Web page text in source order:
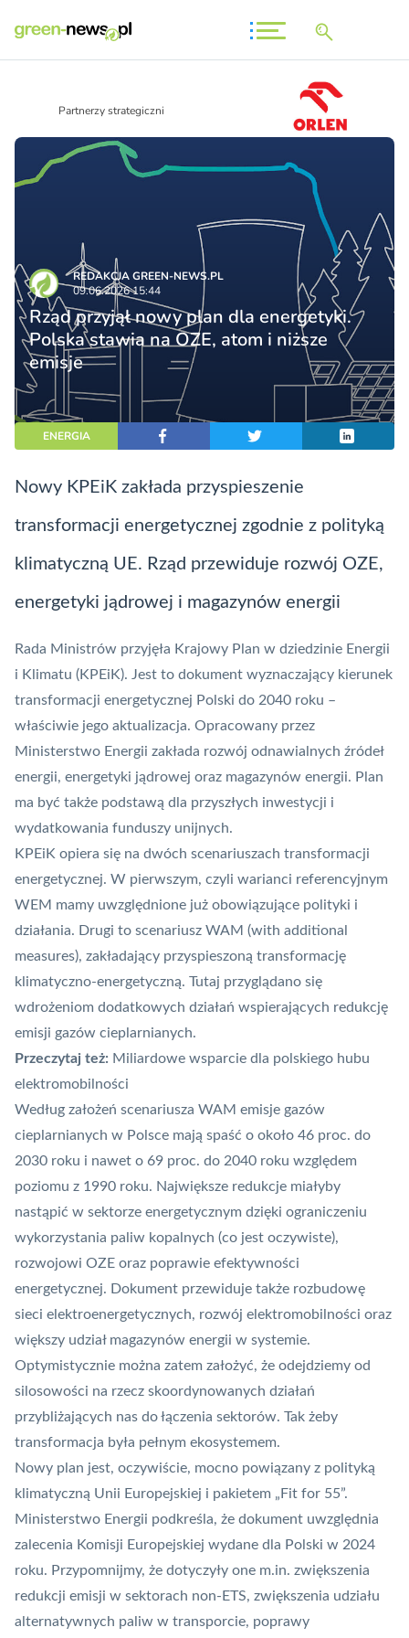
Partnerzy strategiczni
REDAKCJA GREEN-NEWS.PL
09.06.2026 15:44
Rząd przyjął nowy plan dla energetyki.
Polska stawia na OZE, atom i niższe
emisje
ENERGIA
Nowy KPEiK zakłada przyspieszenie
transformacji energetycznej zgodnie z polityką
klimatyczną UE. Rząd przewiduje rozwój OZE,
energetyki jądrowej i magazynów energii
Rada Ministrów przyjęła Krajowy Plan w dziedzinie Energii
i Klimatu (KPEiK). Jest to dokument wyznaczający kierunek
transformacji energetycznej Polski do 2040 roku –
właściwie jego aktualizacja. Opracowany przez
Ministerstwo Energii zakłada rozwój odnawialnych źródeł
energii, energetyki jądrowej oraz magazynów energii. Plan
ma być także podstawą dla przyszłych inwestycji i
wydatkowania funduszy unijnych.
KPEiK opiera się na dwóch scenariuszach transformacji
energetycznej. W pierwszym, czyli warianci referencyjnym
WEM mamy uwzględnione już obowiązujące polityki i
działania. Drugi to scenariusz WAM (with additional
measures), zakładający przyspieszoną transformację
klimatyczno-energetyczną. Tutaj przyglądano się
wdrożeniom dodatkowych działań wspierających redukcję
emisji gazów cieplarnianych.
Przeczytaj też: Miliardowe wsparcie dla polskiego hubu
elektromobilności
Według założeń scenariusza WAM emisje gazów
cieplarnianych w Polsce mają spaść o około 46 proc. do
2030 roku i nawet o 69 proc. do 2040 roku względem
poziomu z 1990 roku. Największe redukcje miałyby
nastąpić w sektorze energetycznym dzięki ograniczeniu
wykorzystania paliw kopalnych (co jest oczywiste),
rozwojowi OZE oraz poprawie efektywności
energetycznej. Dokument przewiduje także rozbudowę
sieci elektroenergetycznych, rozwój elektromobilności oraz
większy udział magazynów energii w systemie.
Optymistycznie można zatem założyć, że odejdziemy od
silosowości na rzecz skoordynowanych działań
przybliżających nas do łączenia sektorów. Tak żeby
transformacja była pełnym ekosystemem.
Nowy plan jest, oczywiście, mocno powiązany z polityką
klimatyczną Unii Europejskiej i pakietem „Fit for 55”.
Ministerstwo Energii podkreśla, że dokument uwzględnia
zalecenia Komisji Europejskiej wydane dla Polski w 2024
roku. Przypomnijmy, że dotyczyły one m.in. zwiększenia
redukcji emisji w sektorach non-ETS, zwiększenia udziału
alternatywnych paliw w transporcie, poprawy